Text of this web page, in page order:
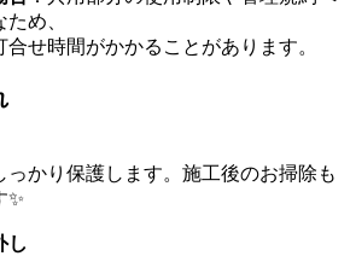
め、
せ時間がかかることがあります。
かり保護します。施工後のお掃除も
✨
し